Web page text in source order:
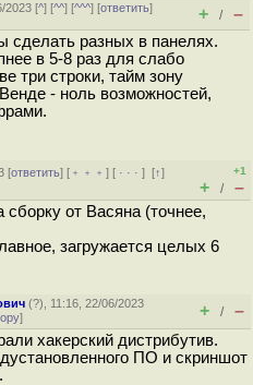
2023 [^] [^^] [^^^] [ответить]
+ / –
сделать разных в панелях.
в 5-8 раз для слабо
три строки, тайм зону
- ноль возможностей,
[ответить] [ ﹢﹢﹢] [ · · ·][↑]
+1
+ / –
от Васяна (точнее,
загружается целых 6
(?), 11:16, 22/06/2023
] + / –
хакерский дистрибутив.
ПО и скриншот